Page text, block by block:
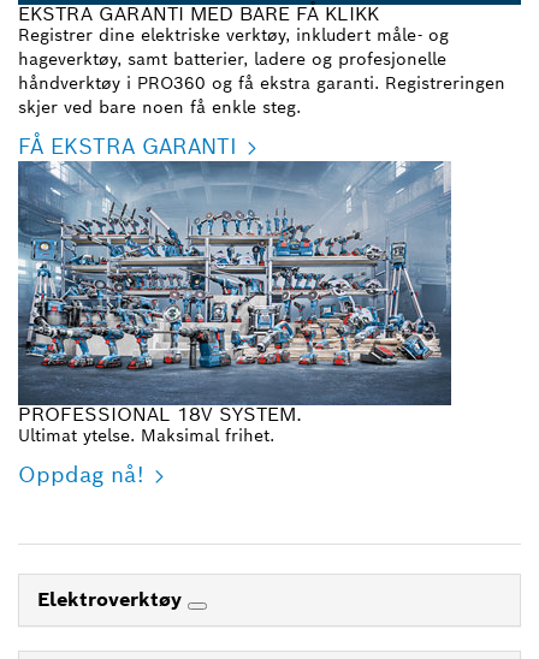
EKSTRA GARANTI MED BARE FÅ KLIKK
Registrer dine elektriske verktøy, inkludert måle- og
hageverktøy, samt batterier, ladere og profesjonelle
håndverktøy i PRO360 og få ekstra garanti. Registreringen
skjer ved bare noen få enkle steg.
FÅ EKSTRA GARANTI
PROFESSIONAL 18V SYSTEM.
Ultimat ytelse. Maksimal frihet.
Oppdag nå!
Elektroverktøy